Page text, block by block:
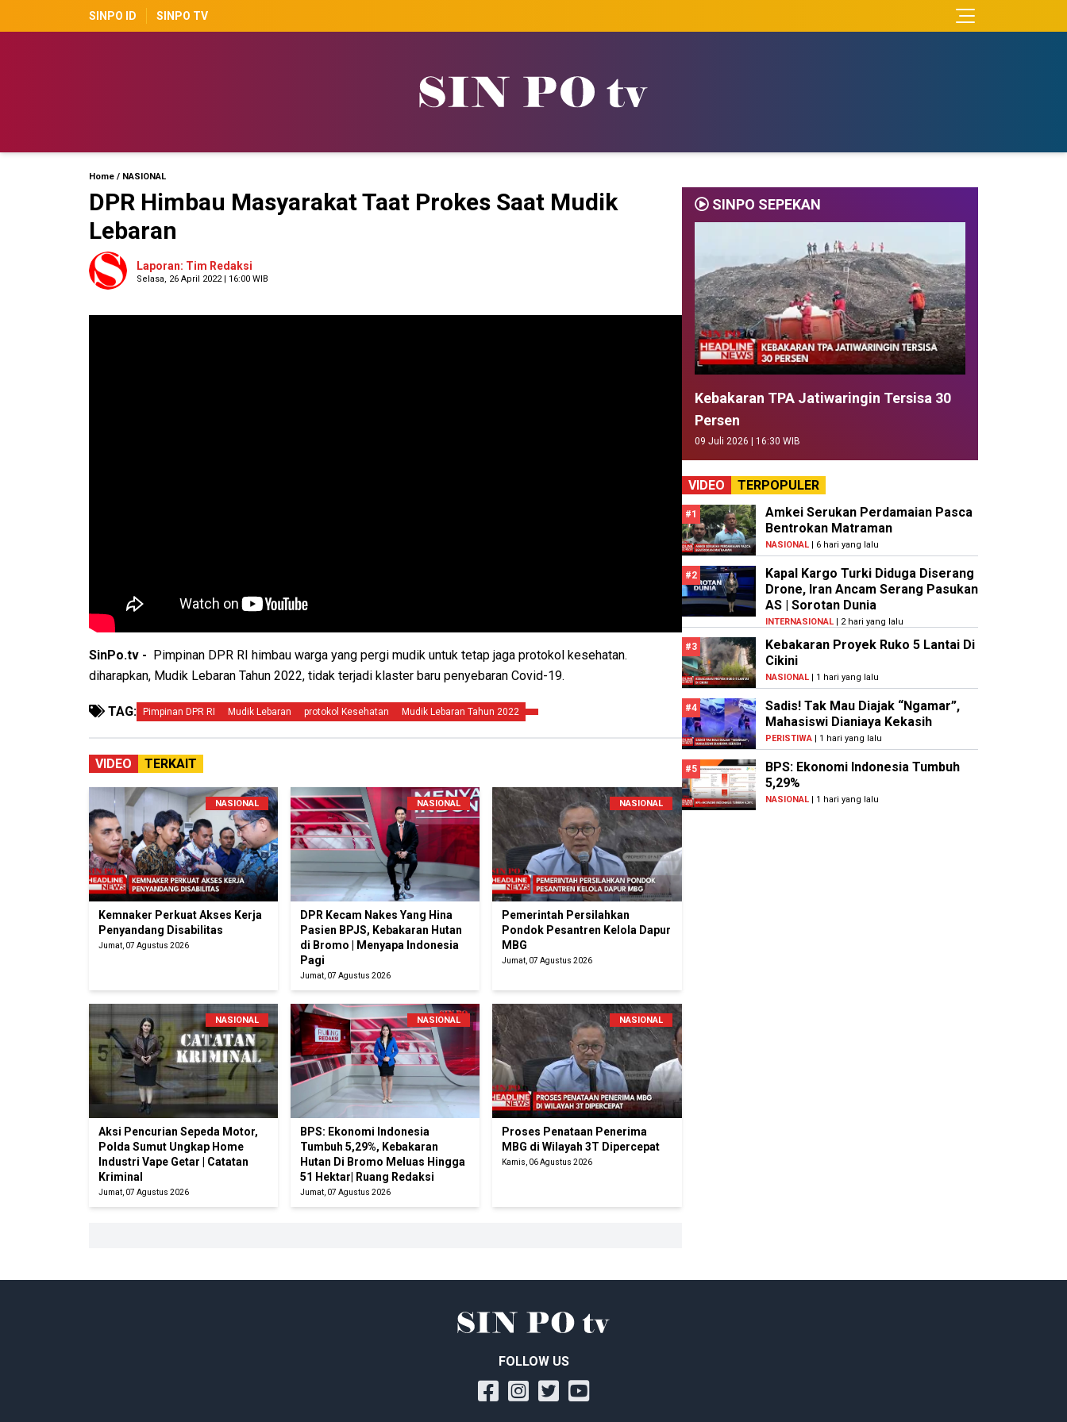
SINPO ID SINPO TV
Home / NASIONAL
DPR Himbau Masyarakat Taat Prokes Saat Mudik
Lebaran
Laporan: Tim Redaksi
Selasa, 26 April 2022 | 16:00 WIB
SinPo.tv -
Pimpinan DPR RI himbau warga yang pergi mudik untuk tetap jaga protokol kesehatan.
diharapkan, Mudik Lebaran Tahun 2022, tidak terjadi klaster baru penyebaran Covid-19.
TAG: Pimpinan DPR RI Mudik Lebaran protokol Kesehatan Mudik Lebaran Tahun 2022
VIDEO TERKAIT
NASIONAL
Kemnaker Perkuat Akses Kerja
Penyandang Disabilitas
Jumat, 07 Agustus 2026
NASIONAL
DPR Kecam Nakes Yang Hina
Pasien BPJS, Kebakaran Hutan
di Bromo | Menyapa Indonesia
Pagi
Jumat, 07 Agustus 2026
NASIONAL
Pemerintah Persilahkan
Pondok Pesantren Kelola Dapur
MBG
Jumat, 07 Agustus 2026
NASIONAL
Aksi Pencurian Sepeda Motor,
Polda Sumut Ungkap Home
Industri Vape Getar | Catatan
Kriminal
Jumat, 07 Agustus 2026
NASIONAL
BPS: Ekonomi Indonesia
Tumbuh 5,29%, Kebakaran
Hutan Di Bromo Meluas Hingga
51 Hektar| Ruang Redaksi
Jumat, 07 Agustus 2026
NASIONAL
Proses Penataan Penerima
MBG di Wilayah 3T Dipercepat
Kamis, 06 Agustus 2026
SINPO SEPEKAN
Kebakaran TPA Jatiwaringin Tersisa 30
Persen
09 Juli 2026 | 16:30 WIB
VIDEO TERPOPULER
#1
Amkei Serukan Perdamaian Pasca
Bentrokan Matraman
NASIONAL| 6 hari yang lalu
#2
Kapal Kargo Turki Diduga Diserang
Drone, Iran Ancam Serang Pasukan
AS | Sorotan Dunia
INTERNASIONAL| 2 hari yang lalu
#3
Kebakaran Proyek Ruko 5 Lantai Di
Cikini
NASIONAL| 1 hari yang lalu
#4
Sadis! Tak Mau Diajak “Ngamar”,
Mahasiswi Dianiaya Kekasih
PERISTIWA| 1 hari yang lalu
#5
BPS: Ekonomi Indonesia Tumbuh
5,29%
NASIONAL| 1 hari yang lalu
FOLLOW US